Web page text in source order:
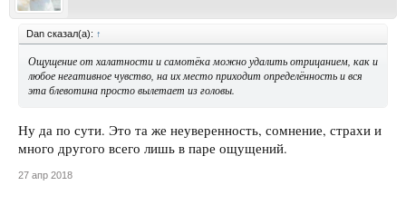
Dan сказал(а): ↑
Ощущение от халатности и самотёка можно удалить отрицанием, как и
любое негативное чувство, на их место приходит определённость и вся
эта блевотина просто вылетает из головы.
Ну да по сути. Это та же неуверенность, сомнение, страхи и
много другого всего лишь в паре ощущений.
27 апр 2018